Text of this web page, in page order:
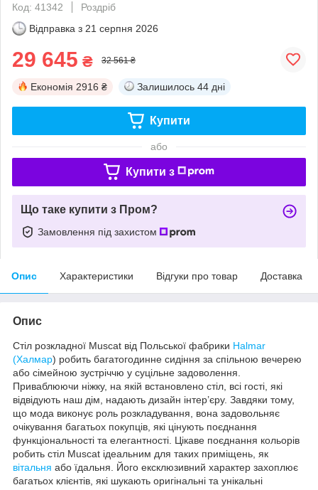
Код: 41342
Роздріб
Відправка з 21 серпня 2026
29 645 ₴ 32 561 ₴
Економія 2916 ₴ Залишилось 44 дні
Купити
або
Купити з
Що таке купити з Пром?
Замовлення під захистом
Опис Характеристики Відгуки про товар Доставка
Опис
Стіл розкладної Muscat від Польської фабрики Halmar
(Халмар) робить багатогодинне сидіння за спільною вечерею
або сімейною зустріччю у суцільне задоволення.
Приваблюючи ніжку, на якій встановлено стіл, всі гості, які
відвідують наш дім, надають дизайн інтер’єру. Завдяки тому,
що мода виконує роль розкладування, вона задовольняє
очікування багатьох покупців, які цінують поєднання
функціональності та елегантності. Цікаве поєднання кольорів
робить стіл Muscat ідеальним для таких приміщень, як
вітальня або їдальня. Його ексклюзивний характер захоплює
багатьох клієнтів, які шукають оригінальні та унікальні